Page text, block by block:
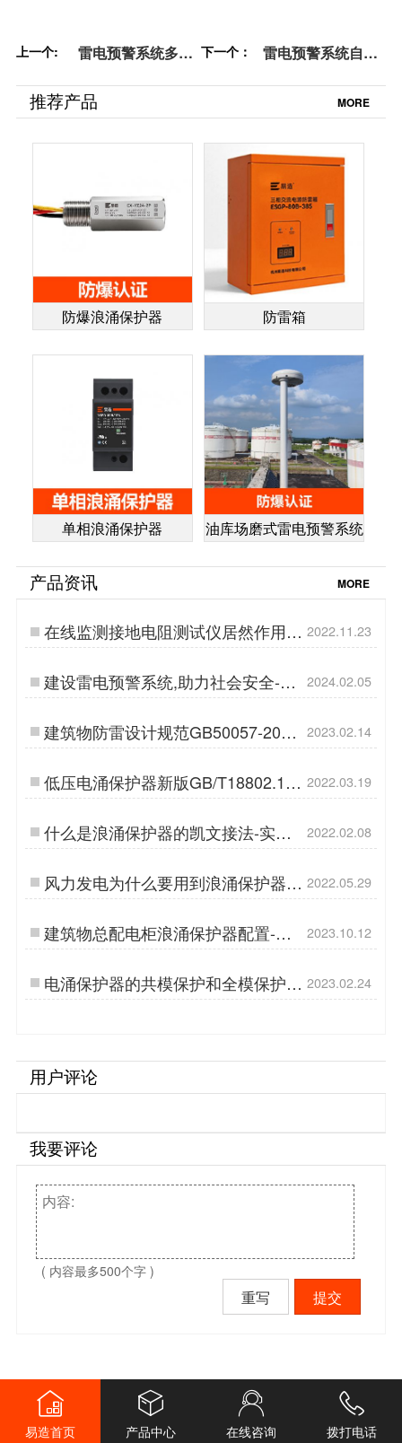
上一个:
雷电预警系统多少
【易造防雷】
下一个：
雷电预警系统自营
不要错过！【易造
防雷】
推荐产品 MORE
防爆浪涌保护器 防雷箱
单相浪涌保护器 油库场磨式雷电预警系统
产品资讯 MORE
在线监测接地电阻测试仪居然作用这
么大！【易造防雷】…
2022.11.23
建设雷电预警系统,助力社会安全-点
击获取预警解决方案-易造防雷…
2024.02.05
建筑物防雷设计规范GB50057-2010
——建筑物防雷分类【易造防雷】…
2023.02.14
低压电涌保护器新版GB/T18802.11-
2020中的BUG【杭州易造】…
2022.03.19
什么是浪涌保护器的凯文接法-实力
厂家告诉你【杭州易造】…
2022.02.08
风力发电为什么要用到浪涌保护器-
重不重要看这里【杭州易造】…
2022.05.29
建筑物总配电柜浪涌保护器配置-选
型是关键-易造防雷…
2023.10.12
电涌保护器的共模保护和全模保护有
什么区别-10年资深技术告诉你…
2023.02.24
用户评论
我要评论
( 内容最多500个字 )
重写 提交
易造首页 产品中心 在线咨询 拨打电话